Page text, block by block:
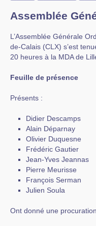
Assemblée
L’Assemblée Générale
de-Calais (CLX) s’est
20 heures à la MDA de
Feuille de présence
Présents :
Didier Descamps
Alain Déparnay
Olivier Duquesne
Frédéric Gautier
Jean-Yves Jeannas
Pierre Meurisse
François Serman
Julien Soula
Ont donné une